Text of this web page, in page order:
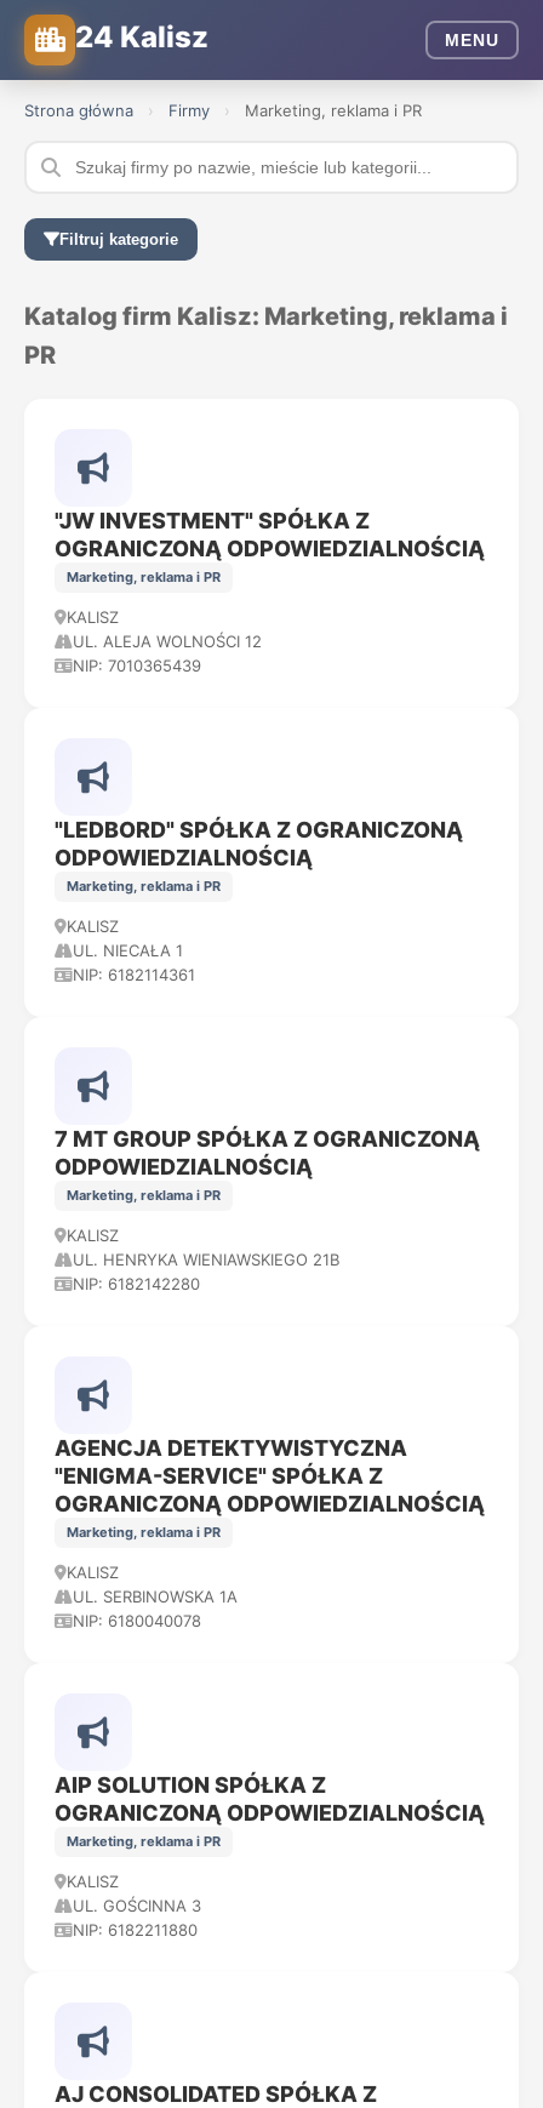
24 Kalisz MENU
Strona główna › Firmy › Marketing, reklama i PR
Filtruj kategorie
Katalog firm Kalisz: Marketing, reklama i
PR
"JW INVESTMENT" SPÓŁKA Z
OGRANICZONĄ ODPOWIEDZIALNOŚCIĄ
Marketing, reklama i PR
KALISZ
UL. ALEJA WOLNOŚCI 12
NIP: 7010365439
"LEDBORD" SPÓŁKA Z OGRANICZONĄ
ODPOWIEDZIALNOŚCIĄ
Marketing, reklama i PR
KALISZ
UL. NIECAŁA 1
NIP: 6182114361
7 MT GROUP SPÓŁKA Z OGRANICZONĄ
ODPOWIEDZIALNOŚCIĄ
Marketing, reklama i PR
KALISZ
UL. HENRYKA WIENIAWSKIEGO 21B
NIP: 6182142280
AGENCJA DETEKTYWISTYCZNA
"ENIGMA-SERVICE" SPÓŁKA Z
OGRANICZONĄ ODPOWIEDZIALNOŚCIĄ
Marketing, reklama i PR
KALISZ
UL. SERBINOWSKA 1A
NIP: 6180040078
AIP SOLUTION SPÓŁKA Z
OGRANICZONĄ ODPOWIEDZIALNOŚCIĄ
Marketing, reklama i PR
KALISZ
UL. GOŚCINNA 3
NIP: 6182211880
AJ CONSOLIDATED SPÓŁKA Z